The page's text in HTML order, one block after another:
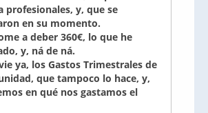
profesionales, y, que se
en su momento.
a deber 360€, lo que he
y, ná de ná.
ya, los Gastos Trimestrales de
que tampoco lo hace, y,
en qué nos gastamos el